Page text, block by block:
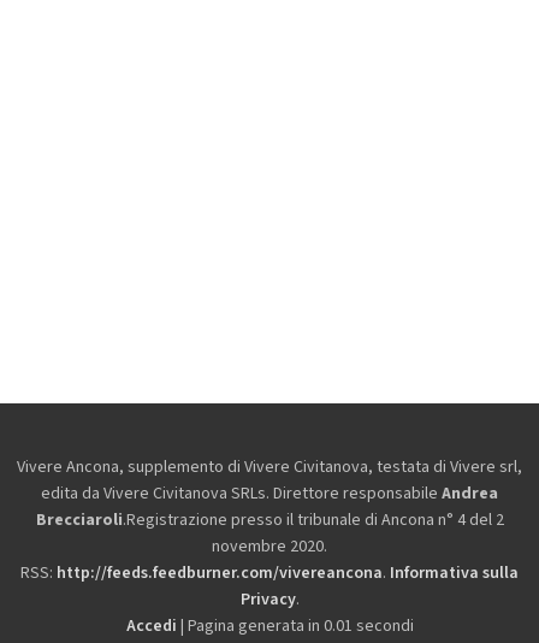
Vivere Ancona, supplemento di Vivere Civitanova, testata di Vivere srl,
edita da Vivere Civitanova SRLs. Direttore responsabile Andrea
Brecciaroli.Registrazione presso il tribunale di Ancona n° 4 del 2
novembre 2020.
RSS: http://feeds.feedburner.com/vivereancona. Informativa sulla
Privacy.
Accedi | Pagina generata in 0.01 secondi